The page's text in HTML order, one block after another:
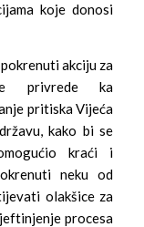
koje donosi
akciju za
privrede ka
pritiska Vijeća
kako bi se
kraći i
neku od
olakšice za
procesa